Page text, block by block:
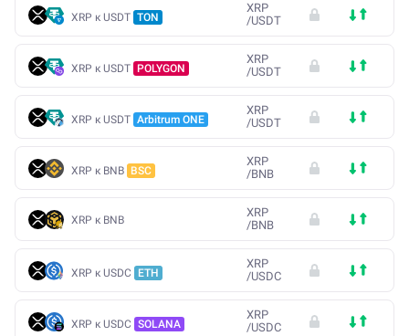
XRP к USDT TON
XRP
/USDT
XRP к USDT POLYGON
XRP
/USDT
XRP к USDT Arbitrum ONE
XRP
/USDT
XRP к BNB BSC
XRP
/BNB
XRP к BNB
XRP
/BNB
XRP к USDC ETH
XRP
/USDC
XRP к USDC SOLANA
XRP
/USDC